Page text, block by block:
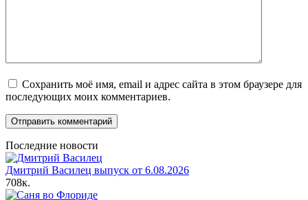
Сохранить моё имя, email и адрес сайта в этом браузере для
последующих моих комментариев.
Последние новости
Дмитрий Василец выпуск от 6.08.2026
708к.